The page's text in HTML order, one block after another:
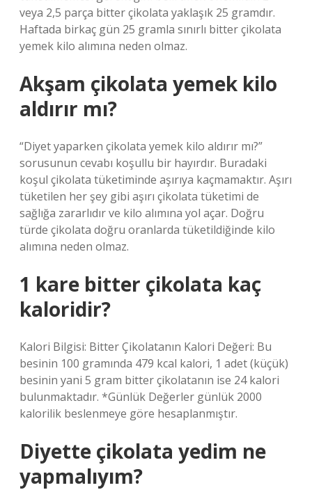
veya 2,5 parça bitter çikolata yaklaşık 25 gramdır.
Haftada birkaç gün 25 gramla sınırlı bitter çikolata
yemek kilo alımına neden olmaz.
Akşam çikolata yemek kilo
aldırır mı?
“Diyet yaparken çikolata yemek kilo aldırır mı?”
sorusunun cevabı koşullu bir hayırdır. Buradaki
koşul çikolata tüketiminde aşırıya kaçmamaktır. Aşırı
tüketilen her şey gibi aşırı çikolata tüketimi de
sağlığa zararlıdır ve kilo alımına yol açar. Doğru
türde çikolata doğru oranlarda tüketildiğinde kilo
alımına neden olmaz.
1 kare bitter çikolata kaç
kaloridir?
Kalori Bilgisi: Bitter Çikolatanın Kalori Değeri: Bu
besinin 100 gramında 479 kcal kalori, 1 adet (küçük)
besinin yani 5 gram bitter çikolatanın ise 24 kalori
bulunmaktadır. *Günlük Değerler günlük 2000
kalorilik beslenmeye göre hesaplanmıştır.
Diyette çikolata yedim ne
yapmalıyım?